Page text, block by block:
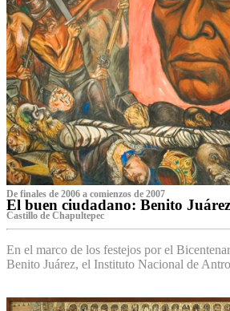
De finales de 2006 a comienzos de 2007
El buen ciudadano: Benito
Castillo de Chapultepec
En el marco de los festejos por el
Benito Juárez, el Instituto Nacional de